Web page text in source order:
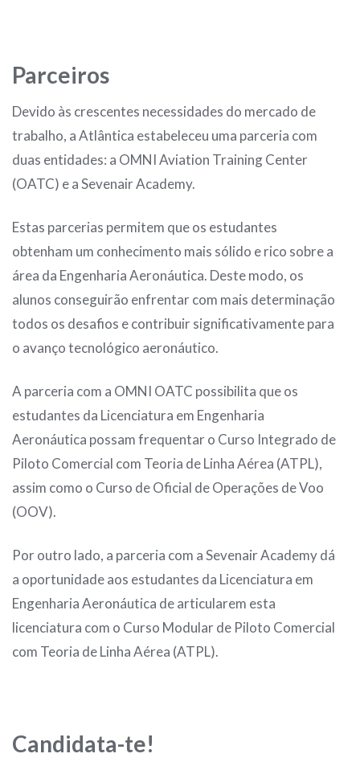
Parceiros
Devido às crescentes necessidades do mercado de
trabalho, a Atlântica estabeleceu uma parceria com
duas entidades: a OMNI Aviation Training Center
(OATC) e a Sevenair Academy.
Estas parcerias permitem que os estudantes
obtenham um conhecimento mais sólido e rico sobre a
área da Engenharia Aeronáutica. Deste modo, os
alunos conseguirão enfrentar com mais determinação
todos os desafios e contribuir significativamente para
o avanço tecnológico aeronáutico.
A parceria com a OMNI OATC possibilita que os
estudantes da Licenciatura em Engenharia
Aeronáutica possam frequentar o Curso Integrado de
Piloto Comercial com Teoria de Linha Aérea (ATPL),
assim como o Curso de Oficial de Operações de Voo
(OOV).
Por outro lado, a parceria com a Sevenair Academy dá
a oportunidade aos estudantes da Licenciatura em
Engenharia Aeronáutica de articularem esta
licenciatura com o Curso Modular de Piloto Comercial
com Teoria de Linha Aérea (ATPL).
Candidata-te!